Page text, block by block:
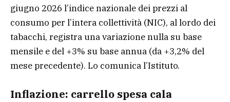
giugno 2026 l’indice nazionale dei prezzi al
consumo per l’intera collettività (NIC), al lordo dei
tabacchi, registra una variazione nulla su base
mensile e del +3% su base annua (da +3,2% del
mese precedente). Lo comunica l’Istituto.
Inflazione: carrello spesa cala